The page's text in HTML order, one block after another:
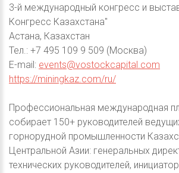
3-й международный конгресс и
Конгресс Казахстана"
Астана, Казахстан
Тел.: +7 495 109 9 509 (Москва)
E-mail: events@vostockcapital.com
https://miningkaz.com/ru/
Профессиональная международная
собирает 150+ руководителей
горнорудной промышленности
Центральной Азии: генеральных
технических руководителей,